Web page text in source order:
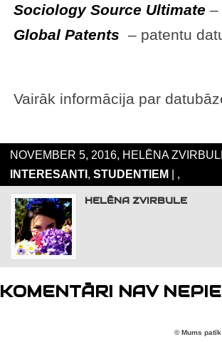
Sociology Source Ultimate –
Global Patents – patentu
Vairāk informācija par
NOVEMBER 5, 2016, HELĒNA
INTERESANTI STUDENTIEM | ,
HELĒNA ZVIRBULE
KOMENTĀRI NAV
© Mums